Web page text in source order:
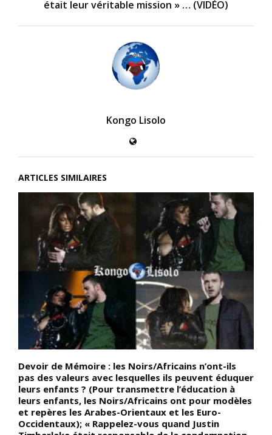
était leur véritable mission » … (VIDÉO)
Kongo Lisolo
ARTICLES SIMILAIRES
Devoir de Mémoire : les Noirs/Africains n’ont-ils
pas des valeurs avec lesquelles ils peuvent éduquer
leurs enfants ? (Pour transmettre l’éducation à
leurs enfants, les Noirs/Africains ont pour modèles
et repères les Arabes-Orientaux et les Euro-
Occidentaux); « Rappelez-vous quand Justin